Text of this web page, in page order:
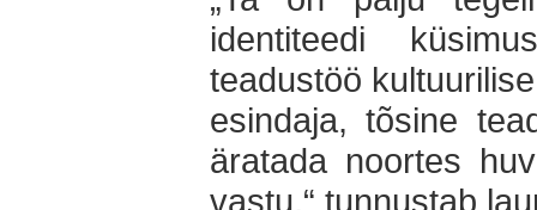
identiteedi
teadustöö
esindaja, tõsine
äratada noortes
vastu,“ tunnustab